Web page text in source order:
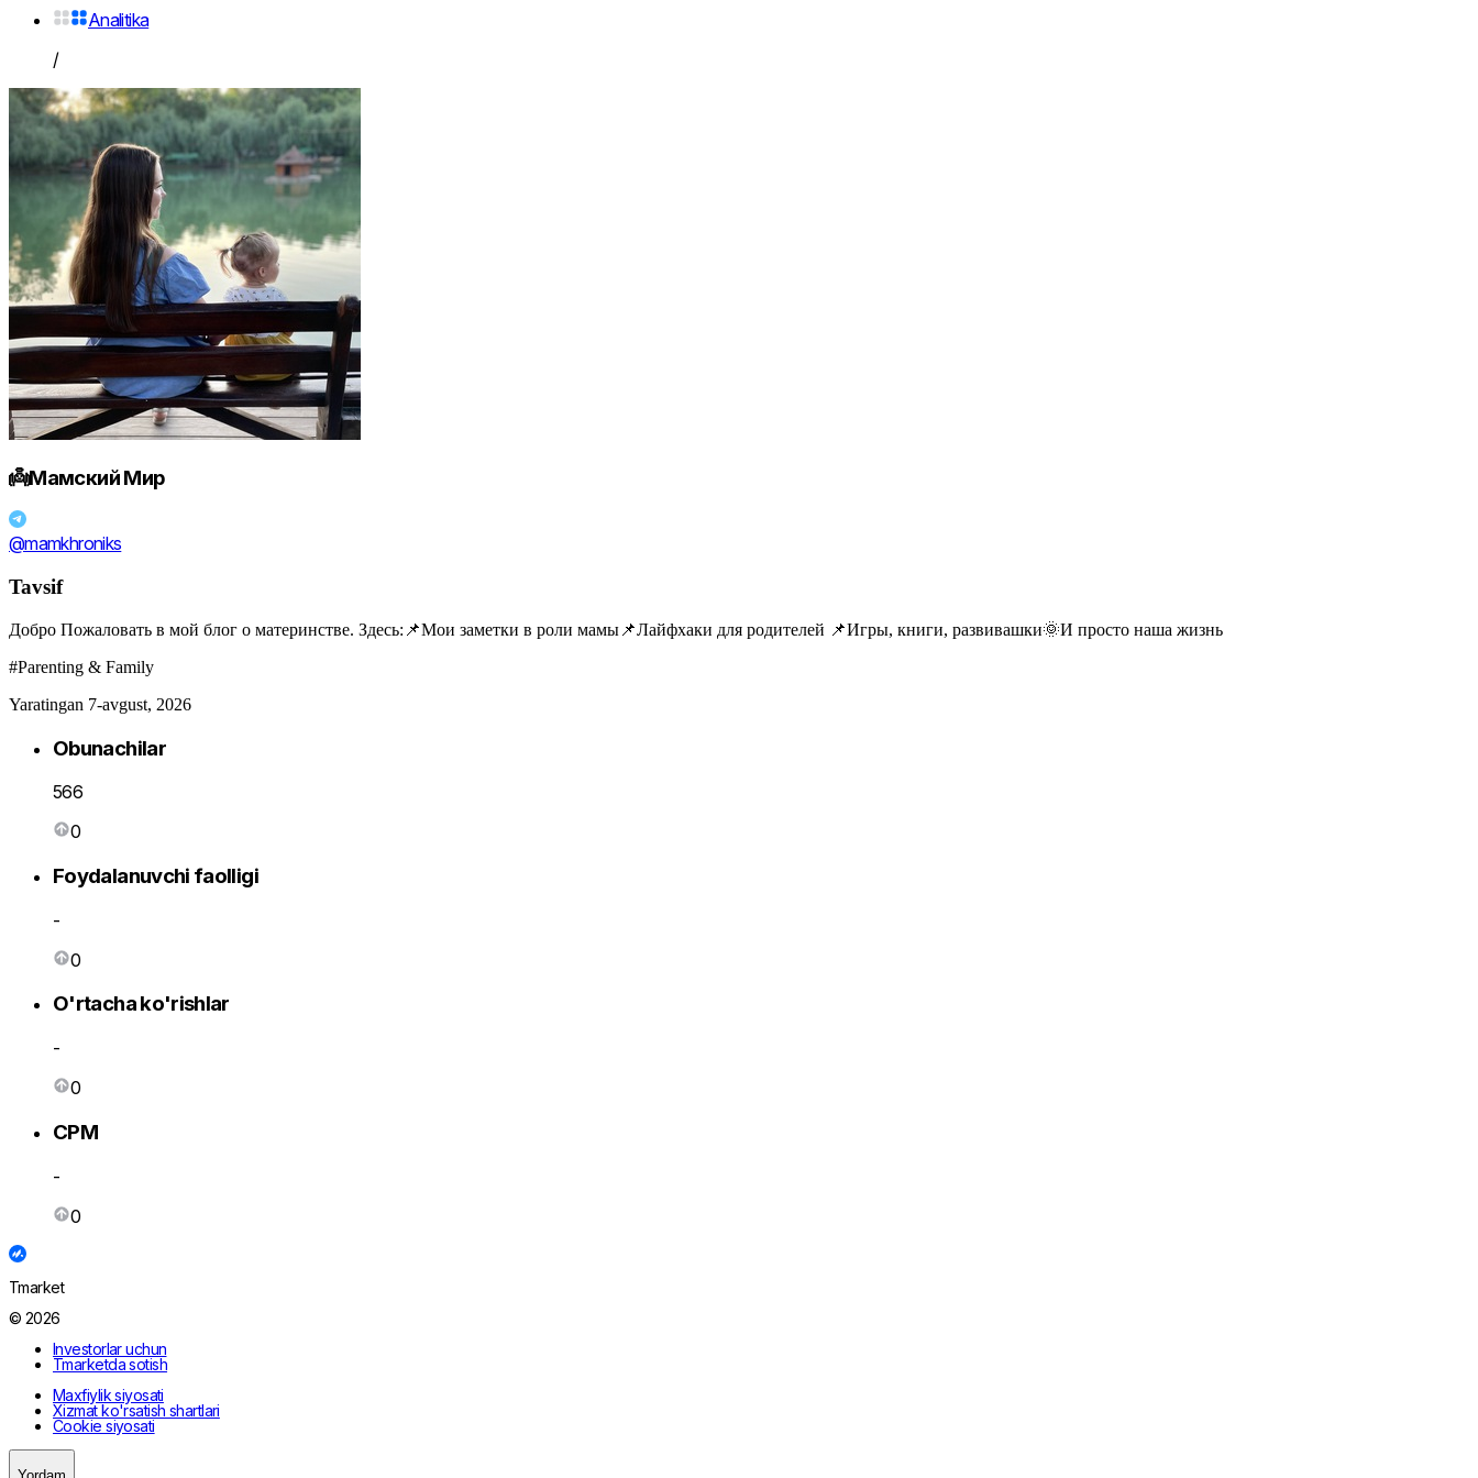
Analitika
/
👼Мамский Мир
@mamkhroniks
Tavsif
Добро Пожаловать в мой блог о материнстве. Здесь:📌Мои заметки в роли мамы📌Лайфхаки для родителей 📌Игры, книги, развивашки🌞И просто наша жизнь
#Parenting & Family
Yaratingan 7-avgust, 2026
Obunachilar
566
0
Foydalanuvchi faolligi
-
0
O'rtacha ko'rishlar
-
0
CPM
-
0
Tmarket
© 2026
Investorlar uchun
Tmarketda sotish
Maxfiylik siyosati
Xizmat ko'rsatish shartlari
Cookie siyosati